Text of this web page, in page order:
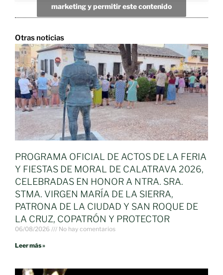
marketing y permitir este contenido
Otras noticias
PROGRAMA OFICIAL DE ACTOS DE LA FERIA
Y FIESTAS DE MORAL DE CALATRAVA 2026,
CELEBRADAS EN HONOR A NTRA. SRA.
STMA. VIRGEN MARÍA DE LA SIERRA,
PATRONA DE LA CIUDAD Y SAN ROQUE DE
LA CRUZ, COPATRÓN Y PROTECTOR
06/08/2026 No hay comentarios
Leer más »